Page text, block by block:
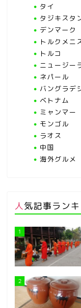
タイ
タジキスタ
デンマーク
トルクメニ
トルコ
ニュージー
ネパール
バングラデ
ベトナム
ミャンマー
モンゴル
ラオス
中国
海外グルメ
人気記事ラン
1
2